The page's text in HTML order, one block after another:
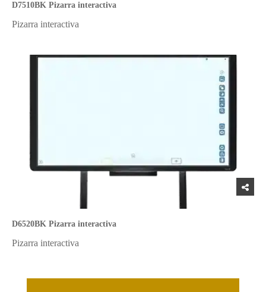
D7510BK Pizarra interactiva
Pizarra interactiva
D6520BK Pizarra interactiva
Pizarra interactiva